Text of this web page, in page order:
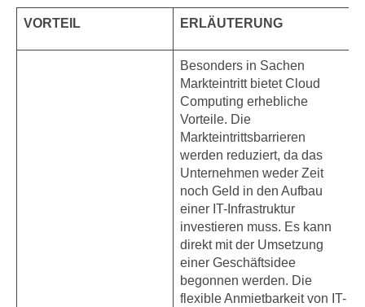
VORTEIL ERLÄUTERUNG
Besonders in Sachen
Markteintritt bietet Cloud
Computing erhebliche
Vorteile. Die
Markteintrittsbarrieren
werden reduziert, da das
Unternehmen weder Zeit
noch Geld in den Aufbau
einer IT-Infrastruktur
investieren muss. Es kann
direkt mit der Umsetzung
einer Geschäftsidee
begonnen werden. Die
flexible Anmietbarkeit von IT-